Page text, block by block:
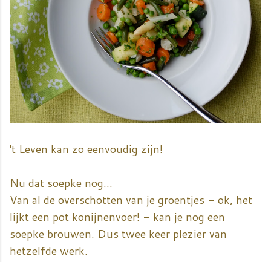
't Leven kan zo eenvoudig zijn!
Nu dat soepke nog...
Van al de overschotten van je groentjes - ok, het
lijkt een pot konijnenvoer! - kan je nog een
soepke brouwen. Dus twee keer plezier van
hetzelfde werk.